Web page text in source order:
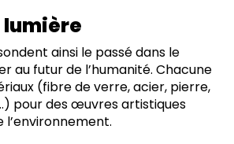
lumière
ainsi le passé dans le
au futur de l’humanité. Chacune
(fibre de verre, acier, pierre,
pour des œuvres artistiques
l’environnement.